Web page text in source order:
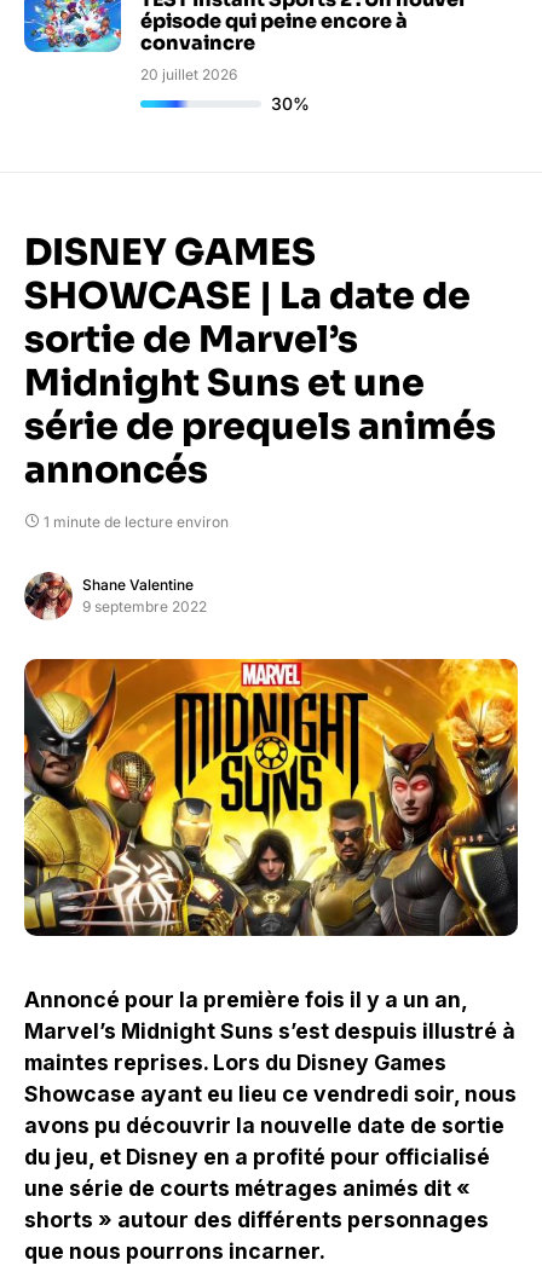
épisode qui peine encore à
convaincre
20 juillet 2026
30%
DISNEY GAMES
SHOWCASE | La date de
sortie de Marvel’s
Midnight Suns et une
série de prequels animés
annoncés
1 minute de lecture environ
Shane Valentine
9 septembre 2022
Annoncé pour la première fois il y a un an,
Marvel’s Midnight Suns s’est despuis illustré à
maintes reprises. Lors du Disney Games
Showcase ayant eu lieu ce vendredi soir, nous
avons pu découvrir la nouvelle date de sortie
du jeu, et Disney en a profité pour officialisé
une série de courts métrages animés dit «
shorts » autour des différents personnages
que nous pourrons incarner.